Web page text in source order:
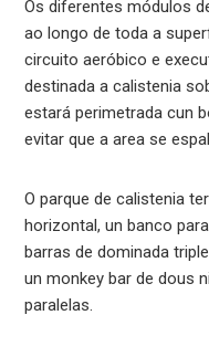
Os diferentes módulos
ao longo de toda a
circuito aeróbico e
destinada a calistenia
estará perimetrada cun
evitar que a area se
O parque de calistenia
horizontal, un banco
barras de dominada
un monkey bar de dous
paralelas.